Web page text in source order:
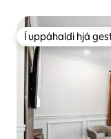
Í uppáhaldi hjá
Í uppáhaldi hjá